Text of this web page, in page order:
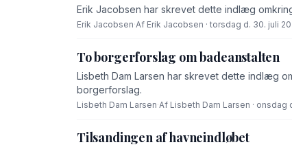
Erik Jacobsen har skrevet dette indlæg
Erik Jacobsen·Af Erik Jacobsen · torsdag d. 30. juli
To borgerforslag om badeanstalten
Lisbeth Dam Larsen har skrevet dette indlæg
borgerforslag.
Lisbeth Dam Larsen·Af Lisbeth Dam Larsen · onsdag
Tilsandingen af havneindløbet